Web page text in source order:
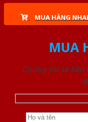
MUA HÀNG
MUA
Chúng tôi sẽ